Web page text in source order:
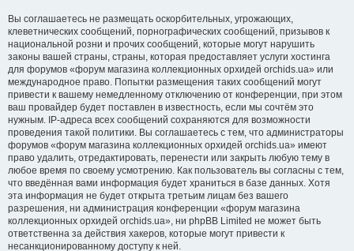
Вы соглашаетесь не размещать оскорбительных, угрожающих,
клеветнических сообщений, порнографических сообщений, призывов к
национальной розни и прочих сообщений, которые могут нарушить
законы вашей страны, страны, которая предоставляет услуги хостинга
для форумов «форум магазина коллекционных орхидей orchids.ua» или
международное право. Попытки размещения таких сообщений могут
привести к вашему немедленному отключению от конференции, при этом
ваш провайдер будет поставлен в известность, если мы сочтём это
нужным. IP-адреса всех сообщений сохраняются для возможности
проведения такой политики. Вы соглашаетесь с тем, что администраторы
форумов «форум магазина коллекционных орхидей orchids.ua» имеют
право удалить, отредактировать, перенести или закрыть любую тему в
любое время по своему усмотрению. Как пользователь вы согласны с тем,
что введённая вами информация будет храниться в базе данных. Хотя
эта информация не будет открыта третьим лицам без вашего
разрешения, ни администрация конференции «форум магазина
коллекционных орхидей orchids.ua», ни phpBB Limited не может быть
ответственна за действия хакеров, которые могут привести к
несанкционированному доступу к ней.